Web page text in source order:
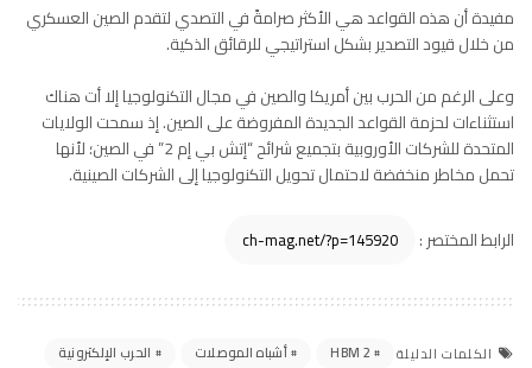
مفيدة أن هذه القواعد هي الأكثر صرامةً في التصدي لتقدم الصين العسكري
من خلال قيود التصدير بشكل استراتيجي للرقائق الذكية.
وعلى الرغم من الحرب بين أمريكا والصين في مجال التكنولوجيا إلا أت هناك
استثناءات لحزمة القواعد الجديدة المفروضة على الصين. إذ سمحت الولايات
المتحدة للشركات الأوروبية بتجميع شرائح “إتش بي إم 2” في الصين؛ لأنها
تحمل مخاطر منخفضة لاحتمال تحويل التكنولوجيا إلى الشركات الصينية.
الرابط المختصر :
الكلمات الدليلة HBM 2 أشباه الموصلات الحرب الإلكترونية